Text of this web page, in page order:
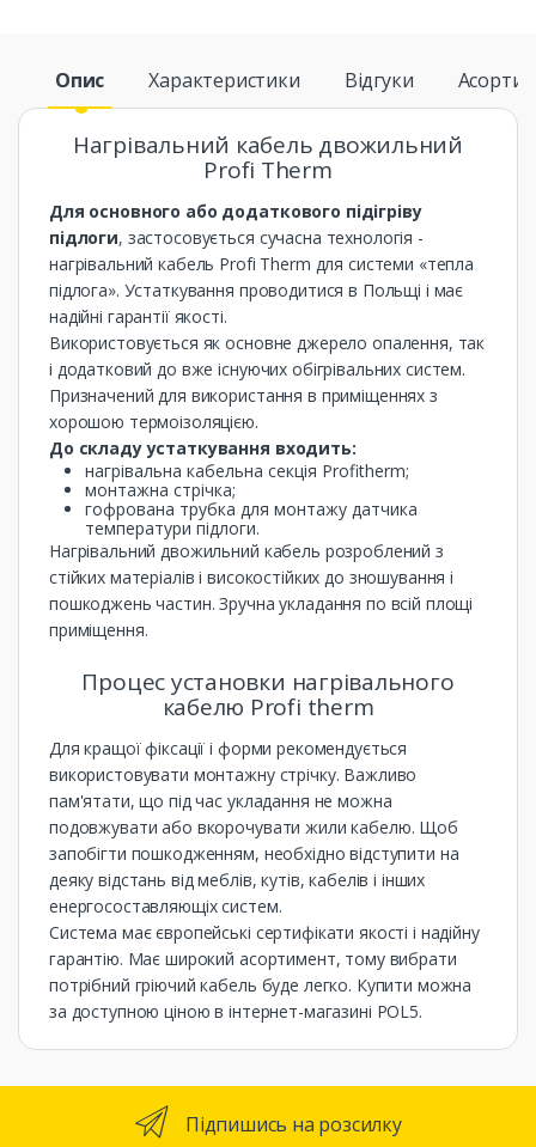
Опис Характеристики Відгуки
Нагрівальний кабель двожильний
Profi Therm
Для основного або додаткового підігріву
підлоги, застосовується сучасна технологія -
нагрівальний кабель Profi Therm для системи «тепла
підлога». Устаткування проводитися в Польщі і має
надійні гарантії якості.
Використовується як основне джерело опалення, так
і додатковий до вже існуючих обігрівальних систем.
Призначений для використання в приміщеннях з
хорошою термоізоляцією.
До складу устаткування входить:
нагрівальна кабельна секція Profitherm;
монтажна стрічка;
гофрована трубка для монтажу датчика
температури підлоги.
Нагрівальний двожильний кабель розроблений з
стійких матеріалів і високостійких до зношування і
пошкоджень частин. Зручна укладання по всій площі
приміщення.
Процес установки нагрівального
кабелю Profi therm
Для кращої фіксації і форми рекомендується
використовувати монтажну стрічку. Важливо
пам'ятати, що під час укладання не можна
подовжувати або вкорочувати жили кабелю. Щоб
запобігти пошкодженням, необхідно відступити на
деяку відстань від меблів, кутів, кабелів і інших
енергосоставляющіх систем.
Система має європейські сертифікати якості і надійну
гарантію. Має широкий асортимент, тому вибрати
потрібний гріючий кабель буде легко. Купити можна
за доступною ціною в інтернет-магазині POL5.
Підпишись на розсилку